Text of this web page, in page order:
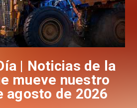
| Noticias de la
mueve nuestro
Agosto de 2026